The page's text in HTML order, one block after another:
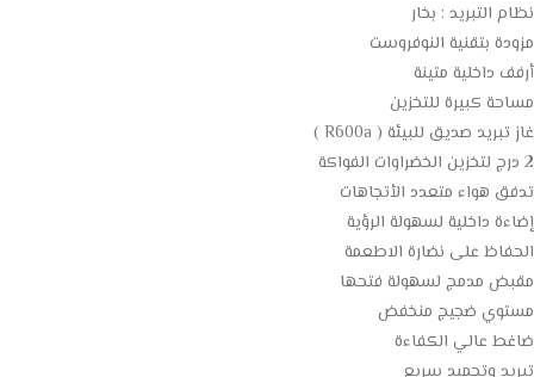
نظام التبريد : بخار
مزودة بتقنية النوفروست
أرفف داخلية متينة
مساحة كبيرة للتخزين
غاز تبريد صديق للبيئة ( R600a )
2 درج لتخزين الخضراوات الفواكة
تدفق هواء متعدد الأتجاهات
إضاءة داخلية لسهولة الرؤية
الحفاظ على نضارة الاطعمة
مقبض مدمج لسهولة فتحها
مستوي ضجيج منخفض
ضاغط عالي الكفاءة